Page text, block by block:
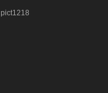
pict1218